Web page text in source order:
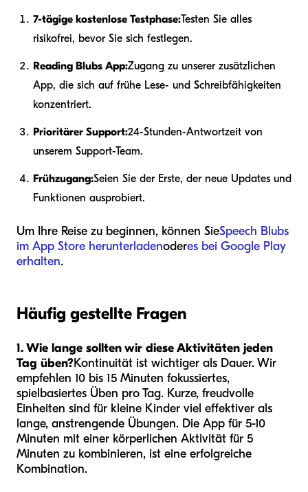
7-tägige kostenlose Testphase:Testen Sie alles
risikofrei, bevor Sie sich festlegen.
Reading Blubs App:Zugang zu unserer zusätzlichen
App, die sich auf frühe Lese- und Schreibfähigkeiten
konzentriert.
Prioritärer Support:24-Stunden-Antwortzeit von
unserem Support-Team.
Frühzugang:Seien Sie der Erste, der neue Updates und
Funktionen ausprobiert.
Um Ihre Reise zu beginnen, können SieSpeech Blubs
im App Store herunterladenoderes bei Google Play
erhalten.
Häufig gestellte Fragen
1. Wie lange sollten wir diese Aktivitäten jeden
Tag üben?Kontinuität ist wichtiger als Dauer. Wir
empfehlen 10 bis 15 Minuten fokussiertes,
spielbasiertes Üben pro Tag. Kurze, freudvolle
Einheiten sind für kleine Kinder viel effektiver als
lange, anstrengende Übungen. Die App für 5-10
Minuten mit einer körperlichen Aktivität für 5
Minuten zu kombinieren, ist eine erfolgreiche
Kombination.